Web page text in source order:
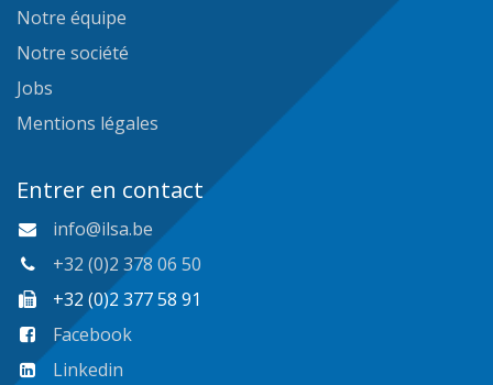
Notre équipe
Notre société
Jobs
Mentions légales
Entrer en contact
info@ilsa.be
+32 (0)2 378 06 50
+32 (0)2 377 58 91
Facebook
Linkedin